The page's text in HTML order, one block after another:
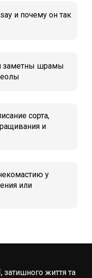
и почему он так
заметны шрамы
сорта,
и
у
или
затишного життя та